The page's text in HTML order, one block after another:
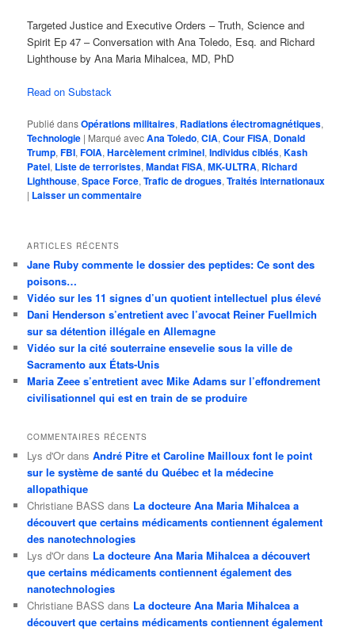
Targeted Justice and Executive Orders – Truth, Science and
Spirit Ep 47 – Conversation with Ana Toledo, Esq. and Richard
Lighthouse by Ana Maria Mihalcea, MD, PhD
Read on Substack
Publié dansOpérations militaires, Radiations électromagnétiques,
Technologie | Marqué avecAna Toledo,CIA,Cour FISA, Donald
Trump,FBI,FOIA,Harcèlement criminel,Individus ciblés,Kash
Patel, Liste de terroristes,Mandat FISA,MK-ULTRA, Richard
Lighthouse,Space Force,Trafic de drogues,Traités internationaux
| Laisser un commentaire
ARTICLES RÉCENTS
Jane Ruby commente le dossier des peptides: Ce sont des
poisons…
Vidéo sur les 11 signes d’un quotient intellectuel plus élevé
Dani Henderson s’entretient avec l’avocat Reiner Fuellmich
sur sa détention illégale en Allemagne
Vidéo sur la cité souterraine ensevelie sous la ville de
Sacramento aux États-Unis
Maria Zeee s’entretient avec Mike Adams sur l’effondrement
civilisationnel qui est en train de se produire
COMMENTAIRES RÉCENTS
Lys d'Or dansAndré Pitre et Caroline Mailloux font le point
sur le système de santé du Québec et la médecine
allopathique
Christiane BASS dans La docteure Ana Maria Mihalcea a
découvert que certains médicaments contiennent également
des nanotechnologies
Lys d'Or dans La docteure Ana Maria Mihalcea a découvert
que certains médicaments contiennent également des
nanotechnologies
Christiane BASS dans La docteure Ana Maria Mihalcea a
découvert que certains médicaments contiennent également